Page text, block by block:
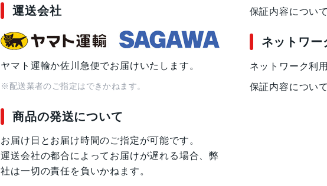
運送会社
ヤマト運輸か佐川急便でお届けいたします。
※配送業者のご指定はできかねます。
商品の発送について
お届け日とお届け時間のご指定が可能です。
運送会社の都合によってお届けが遅れる場合、弊
社は一切の責任を負いかねます。
保証内容につい
ネットワー
ネットワーク利
保証内容につい